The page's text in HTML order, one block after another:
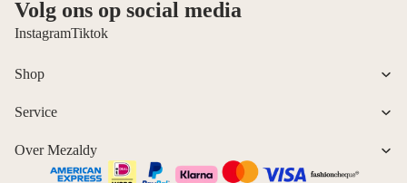
Volg ons op social media
InstagramTiktok
Shop
Service
Over Mezaldy